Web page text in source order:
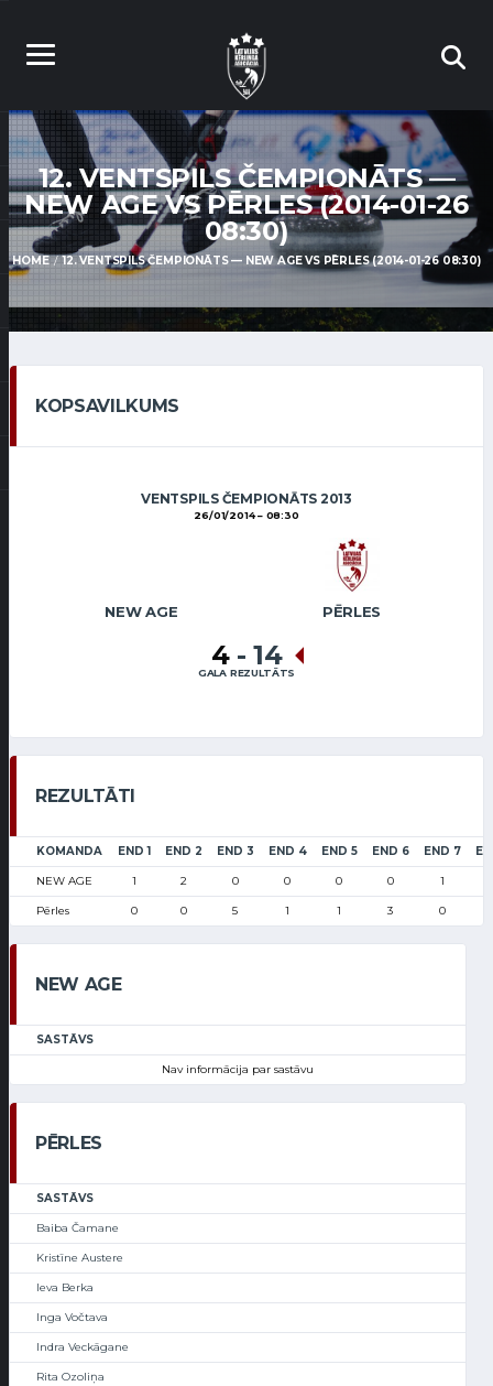
12. VENTSPILS ČEMPIONĀTS —
NEW AGE VS PĒRLES (2014-01-26
08:30)
HOME 12. VENTSPILS ČEMPIONĀTS — NEW AGE VS PĒRLES (2014-01-26 08:30)
KOPSAVILKUMS
VENTSPILS ČEMPIONĀTS 2013
26/01/2014 08:30
NEW AGE PĒRLES
4 - 14
GALA REZULTĀTS
REZULTĀTI
KOMANDA END 1 END 2 END 3 END 4 END 5 END 6 END 7
NEW AGE 1 2 0 0 0 0 1
Pērles 0 0 5 1 1 3 0
NEW AGE
SASTĀVS
Nav informācija par sastāvu
PĒRLES
SASTĀVS
Baiba Čamane
Kristīne Austere
Ieva Berka
Inga Vočtava
Indra Veckāgane
Rita Ozoliņa